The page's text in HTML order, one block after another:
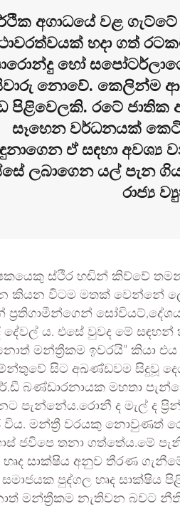
අගාධයේ වළ
හදා ගත්
හෝ
නොවේ. කෙලින්ම
පිළිවෙලකි. රටේ
සෑහෙන වර්ධනයක්
ඒ සඳහා අවශ්‍ය
ලබාගෙන යල් පැන
රාජ්‍ය
ස්ථිර හඬින් කිව්වේ
කියන විටම මතක් වෙන්නේ
ප්‍රතිගාමීන්ගෙන්
දේවල් ය. එසේ වුවද මේ
මන්ත්‍රීකම ඉවරයි” කියා එය
සිට අඛණ්ඩවම සිදුවූ
බණ්ඩාරනායක මහතා
පැන්නේය.රොනී ද මැල් ද
විය. මන්ත්‍රී වරයකු නොවුණත්
ජවිපෙ තනා ගත්තේය.මේ
සාක්ෂිය අනුව තීරණ
සමාජයක පුද්ගල හෘද
මන්ත්‍රීකම නැතිවන බවට නීති